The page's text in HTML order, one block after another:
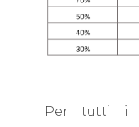
Per tutti i